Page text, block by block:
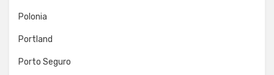
Polonia
Portland
Porto Seguro